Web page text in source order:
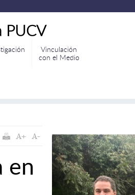
PUCV
Vinculación
con el Medio
en